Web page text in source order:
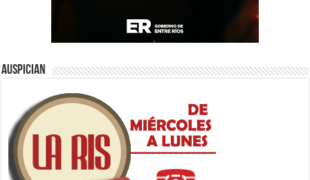
Auspician